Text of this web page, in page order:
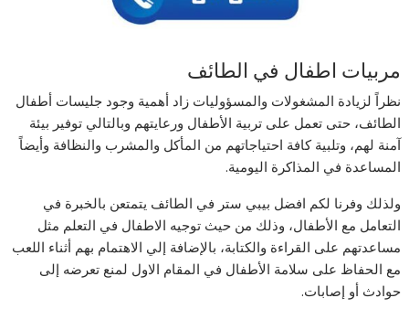
مربيات اطفال في الطائف
نظراً لزيادة المشغولات والمسؤوليات زاد أهمية وجود جليسات أطفال
الطائف، حتى تعمل على تربية الأطفال ورعايتهم وبالتالي توفير بيئة
آمنة لهم، وتلبية كافة احتياجاتهم من المأكل والمشرب والنظافة وأيضاً
المساعدة في المذاكرة اليومية.
ولذلك وفرنا لكم افضل بيبي ستر في الطائف يتمتعن بالخبرة في
التعامل مع الأطفال، وذلك من حيث توجيه الاطفال في التعلم مثل
مساعدتهم على القراءة والكتابة، بالإضافة إلي الاهتمام بهم أثناء اللعب
مع الحفاظ على سلامة الأطفال في المقام الاول لمنع تعرضه إلى
حوادث أو إصابات.